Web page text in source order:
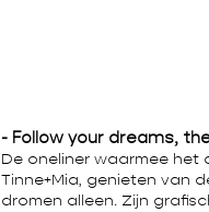
- Follow your dreams,
De oneliner waarmee het
Tinne+Mia, genieten van
dromen alleen. Zijn